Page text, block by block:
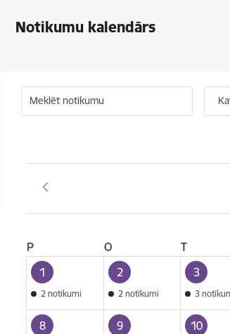
Notikumu kalendārs
Meklēt notikumu
P O T
1
2 notikumi
2
2 notikumi
3
3
8 9 10